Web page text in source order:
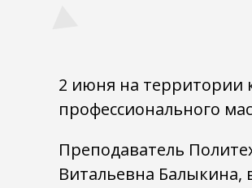
2 июня на территории
профессионального
Преподаватель
Витальевна Балыкина,